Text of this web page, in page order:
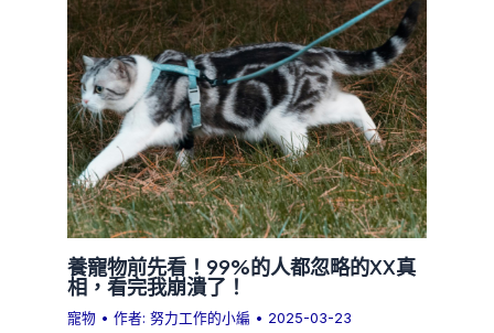
養寵物前先看！99%的人都忽略的XX真
相，看完我崩潰了！
寵物 • 作者:努力工作的小編 • 2025-03-23